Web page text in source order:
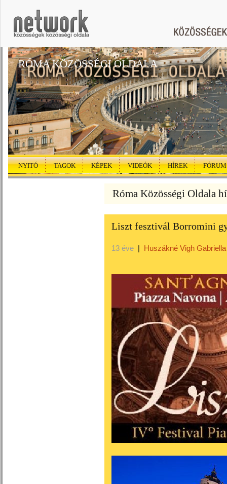
RÓMA KÖZÖSSÉGI OLDALA
NYITÓ TAGOK KÉPEK VIDEÓK HÍREK FÓRUM
Róma Közösségi Oldala
Liszt fesztivál Borromini
13 éve | Huszákné Vigh Gabriella